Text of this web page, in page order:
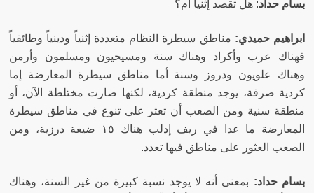
بسام حداد: هل تقصد إثنياً أم؟
ابراهيم حميدي: مناطق سيطرة النظام متعددة إثنياً ودينياً وطائفياً
فهناك عرب وأكراد وهناك سنة ومسيحيون ومسلمون وأرمن
وهناك علويون ودروز وسنة أما مناطق سيطرة المعارضة إما
كردية صرفة، يوجد منطقة كردية، لكنها صارت مختلطة الآن، أو
منطقة سنية ومن الصعب أن تعثر على تنوع في مناطق سيطرة
المعارضة ما عدا في ريف إدلب هناك ١٥ ضيعة درزية، ومن
الصعب العثور على مناطق فيها تعدد.
بسام حداد: بمعنى أنه لا يوجد نسبة كبيرة من غير السنة، وهناك